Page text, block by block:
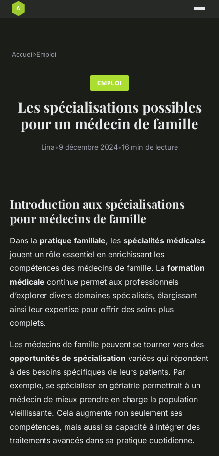
Accueil›Emploi
EMPLOI
Les spécialisations possibles
pour un médecin de famille
Lina•9 décembre 2024•16 min de lecture
Introduction aux spécialisations
pour médecins de famille
Dans la pratique familiale, les spécialités médicales
jouent un rôle essentiel en enrichissant les
compétences des médecins de famille. La formation
médicale continue permet aux professionnels
d’explorer divers domaines spécialisés, élargissant
ainsi leur expertise pour offrir des soins plus
complets.
Les médecins de famille peuvent se tourner vers des
opportunités de spécialisation variées qui répondent
à des besoins spécifiques de leurs patients. Par
exemple, se spécialiser en gériatrie permettrait à un
médecin de mieux prendre en charge la population
vieillissante. Cela augmente non seulement ses
compétences, mais aussi sa capacité à intégrer des
traitements avancés dans sa pratique quotidienne.